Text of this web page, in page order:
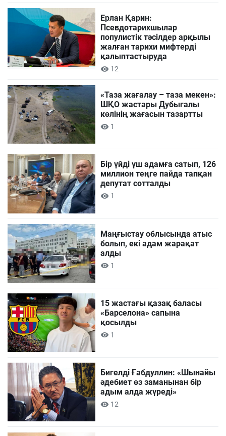
Ерлан Қарин:
Псевдотарихшылар
популистік тәсілдер арқылы
жалған тарихи мифтерді
қалыптастыруда
12
«Таза жағалау – таза мекен»:
ШҚО жастары Дубыгалы
көлінің жағасын тазартты
1
Бір үйді үш адамға сатып, 126
миллион теңге пайда тапқан
депутат сотталды
1
Маңғыстау облысында атыс
болып, екі адам жарақат
алды
1
15 жастағы қазақ баласы
«Барселона» сапына
қосылды
1
Бигелді Ғабдуллин: «Шынайы
әдебиет өз заманынан бір
адым алда жүреді»
12